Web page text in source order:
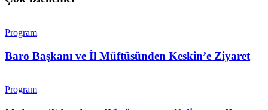
Program
Baro Başkanı ve İl Müftüsünden Keskin’e Ziyaret
Program